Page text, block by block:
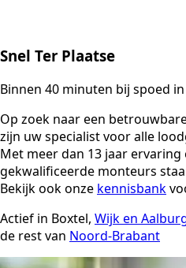
Snel Ter Plaatse
Binnen 40 minuten bij spoed
Op zoek naar een
zijn uw specialist voor alle
Met meer dan 13 jaar ervaring
gekwalificeerde monteurs
Bekijk ook onze kennisbank
Actief in Boxtel, Wijk en
de rest van Noord-Brabant